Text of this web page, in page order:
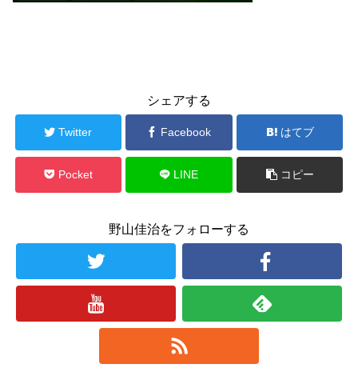
シェアする
Twitter Facebook はてブ
Pocket LINE コピー
野山佳治をフォローする